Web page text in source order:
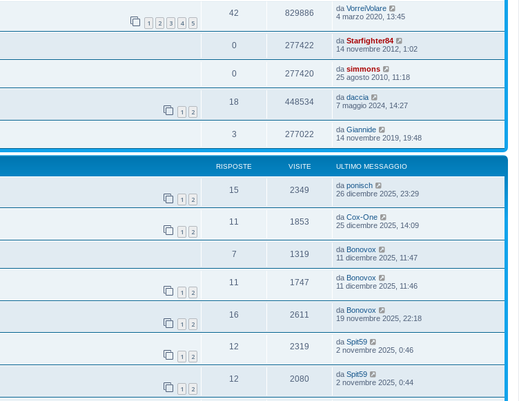
1 2 3 4 5
42 829886 da VorreiVolare
4 marzo 2020, 13:45
0 277422 da Starfighter84
14 novembre 2012, 1:02
0 277420 da simmons
25 agosto 2010, 11:18
1 2
18 448534 da daccia
7 maggio 2024, 14:27
3 277022 da Giannide
14 novembre 2019, 19:48
RISPOSTE VISITE ULTIMO MESSAGGIO
1 2
15 2349 da ponisch
26 dicembre 2025, 23:29
1 2
11 1853 da Cox-One
25 dicembre 2025, 14:09
7 1319 da Bonovox
11 dicembre 2025, 11:47
1 2
11 1747 da Bonovox
11 dicembre 2025, 11:46
1 2
16 2611 da Bonovox
19 novembre 2025, 22:18
1 2
12 2319 da Spit59
2 novembre 2025, 0:46
1 2
12 2080 da Spit59
2 novembre 2025, 0:44